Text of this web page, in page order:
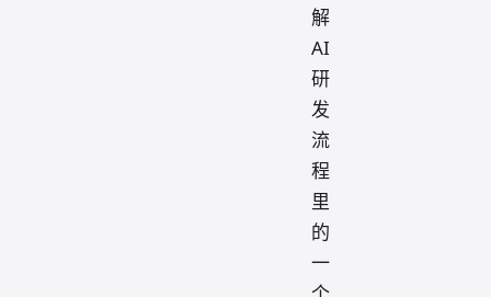
解
AI
研
发
流
程
里
的
一